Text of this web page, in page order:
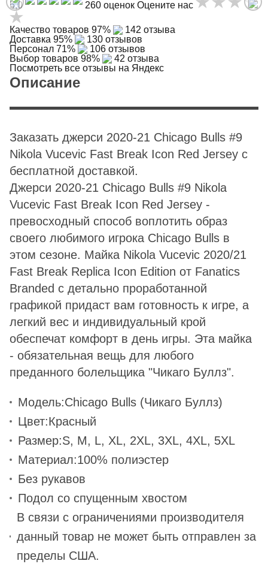
5,0 260 оценок Оцените нас
Качество товаров 97%
142 отзыва
Доставка 95%
130 отзывов
Персонал 71%
106 отзывов
Выбор товаров 98%
42 отзыва
Посмотреть все отзывы на Яндекс
Описание
Заказать джерси 2020-21 Chicago Bulls #9
Nikola Vucevic Fast Break Icon Red Jersey с
бесплатной доставкой.
Джерси 2020-21 Chicago Bulls #9 Nikola
Vucevic Fast Break Icon Red Jersey -
превосходный способ воплотить образ
своего любимого игрока Chicago Bulls в
этом сезоне. Майка Nikola Vucevic 2020/21
Fast Break Replica Icon Edition от Fanatics
Branded с детально проработанной
графикой придаст вам готовность к игре, а
легкий вес и индивидуальный крой
обеспечат комфорт в день игры. Эта майка
- обязательная вещь для любого
преданного болельщика "Чикаго Буллз".
Модель:Chicago Bulls (Чикаго Буллз)
Цвет:Красный
Размер:S, M, L, XL, 2XL, 3XL, 4XL, 5XL
Материал:100% полиэстер
Без рукавов
Подол со спущенным хвостом
В связи с ограничениями производителя
данный товар не может быть отправлен за
пределы США.